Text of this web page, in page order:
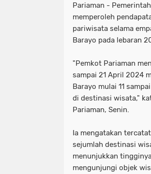
Pariaman -
memperoleh
pariwisata selama
Barayo pada lebaran
"Pemkot Pariaman
sampai 21 April 2024
Barayo mulai 11
di destinasi wisata,"
Pariaman, Senin.
Ia mengatakan
sejumlah destinasi
menunjukkan
mengunjungi objek